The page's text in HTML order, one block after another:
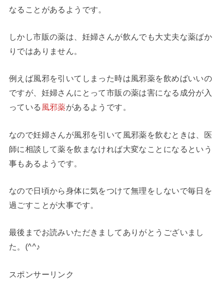
なることがあるようです。
しかし市販の薬は、妊婦さんが飲んでも大丈夫な薬ばか
りではありません。
例えば風邪を引いてしまった時は風邪薬を飲めばいいの
ですが、妊婦さんにとって市販の薬は害になる成分が入
っている 風邪薬があるようです。
なので妊婦さんが風邪を引いて風邪薬を飲むときは、医
師に相談して薬を飲まなければ大変なことになるという
事もあるようです。
なので日頃から身体に気をつけて無理をしないで毎日を
過ごすことが大事です。
最後までお読みいただきましてありがとうございまし
た。(^^♪
スポンサーリンク